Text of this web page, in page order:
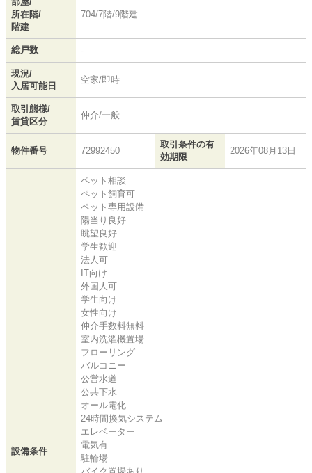
所在階/
階建
704/7階/9階建
総戸数 -
現況/
入居可能日
空家/即時
取引態様/
賃貸区分
仲介/一般
物件番号 72992450
取引条件の有
効期限
2026年08月13日
設備条件
ペット相談
ペット飼育可
ペット専用設備
陽当り良好
眺望良好
学生歓迎
法人可
IT向け
外国人可
学生向け
女性向け
仲介手数料無料
室内洗濯機置場
フローリング
バルコニー
公営水道
公共下水
オール電化
24時間換気システム
エレベーター
電気有
駐輪場